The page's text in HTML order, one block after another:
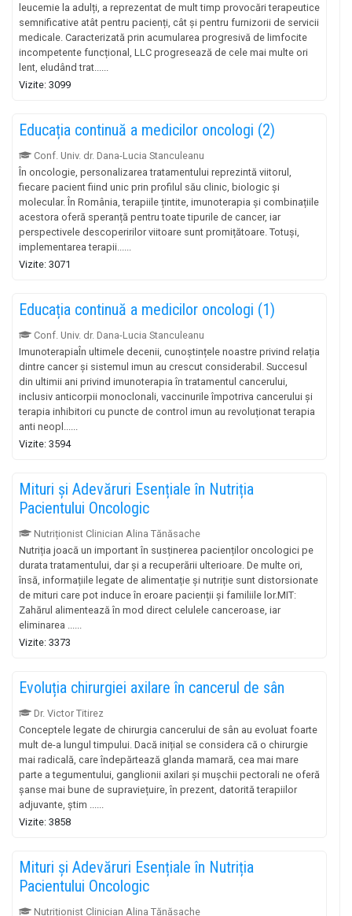
leucemie la adulți, a reprezentat de mult timp provocări terapeutice
semnificative atât pentru pacienți, cât și pentru furnizorii de servicii
medicale. Caracterizată prin acumularea progresivă de limfocite
incompetente funcțional, LLC progresează de cele mai multe ori
lent, eludând trat......
Vizite: 3099
Educația continuă a medicilor oncologi (2)
Conf. Univ. dr. Dana-Lucia Stanculeanu
În oncologie, personalizarea tratamentului reprezintă viitorul,
fiecare pacient fiind unic prin profilul său clinic, biologic și
molecular. În România, terapiile țintite, imunoterapia și combinațiile
acestora oferă speranță pentru toate tipurile de cancer, iar
perspectivele descoperirilor viitoare sunt promițătoare. Totuși,
implementarea terapii......
Vizite: 3071
Educația continuă a medicilor oncologi (1)
Conf. Univ. dr. Dana-Lucia Stanculeanu
ImunoterapiaÎn ultimele decenii, cunoștințele noastre privind relația
dintre cancer și sistemul imun au crescut considerabil. Succesul
din ultimii ani privind imunoterapia în tratamentul cancerului,
inclusiv anticorpii monoclonali, vaccinurile împotriva cancerului și
terapia inhibitori cu puncte de control imun au revoluționat terapia
anti neopl......
Vizite: 3594
Mituri și Adevăruri Esențiale în Nutriția
Pacientului Oncologic
Nutriționist Clinician Alina Tănăsache
Nutriția joacă un important în susținerea pacienților oncologici pe
durata tratamentului, dar și a recuperării ulterioare. De multe ori,
însă, informațiile legate de alimentație și nutriție sunt distorsionate
de mituri care pot induce în eroare pacienții și familiile lor.MIT:
Zahărul alimentează în mod direct celulele canceroase, iar
eliminarea ......
Vizite: 3373
Evoluția chirurgiei axilare în cancerul de sân
Dr. Victor Titirez
Conceptele legate de chirurgia cancerului de sân au evoluat foarte
mult de-a lungul timpului. Dacă inițial se considera că o chirurgie
mai radicală, care îndepărtează glanda mamară, cea mai mare
parte a tegumentului, ganglionii axilari și mușchii pectorali ne oferă
șanse mai bune de supraviețuire, în prezent, datorită terapiilor
adjuvante, știm ......
Vizite: 3858
Mituri și Adevăruri Esențiale în Nutriția
Pacientului Oncologic
Nutriționist Clinician Alina Tănăsache